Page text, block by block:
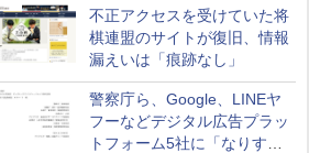
不正アクセスを受けていた将
棋連盟のサイトが復旧、情報
漏えいは「痕跡なし」
警察庁ら、Google、LINEヤ
フーなどデジタル広告プラッ
トフォーム5社に「なりすま